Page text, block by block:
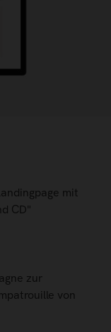
mit
CD"
zur
von